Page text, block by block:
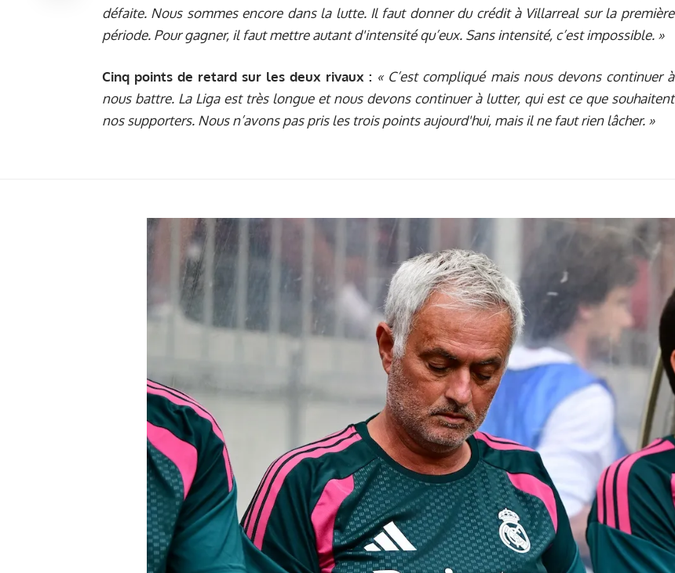
défaite. Nous sommes encore dans la lutte. Il faut donner du crédit à Villarreal sur la première
période. Pour gagner, il faut mettre autant d'intensité qu’eux. Sans intensité, c’est impossible. »
Cinq points de retard sur les deux rivaux : « C’est compliqué mais nous devons continuer à
nous battre. La Liga est très longue et nous devons continuer à lutter, qui est ce que souhaitent
nos supporters. Nous n’avons pas pris les trois points aujourd'hui, mais il ne faut rien lâcher. »